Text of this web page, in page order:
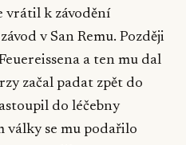
vrátil k závodění
v San Remu. Později
a ten mu dal
začal padat zpět do
do léčebny
války se mu podařilo